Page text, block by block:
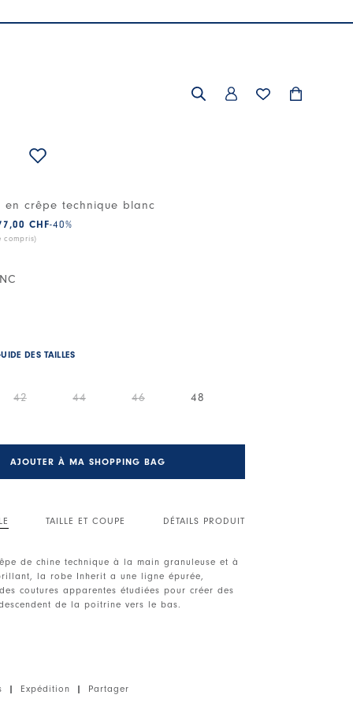
en crêpe technique blanc
CHF-40%
compris)
DES TAILLES
42 44 46 48
AJOUTER À MA SHOPPING BAG
TAILLE ET COUPE DÉTAILS PRODUIT
de chine technique à la main granuleuse et à
la robe Inherit a une ligne épurée,
coutures apparentes étudiées pour créer des
de la poitrine vers le bas.
| Expédition | Partager